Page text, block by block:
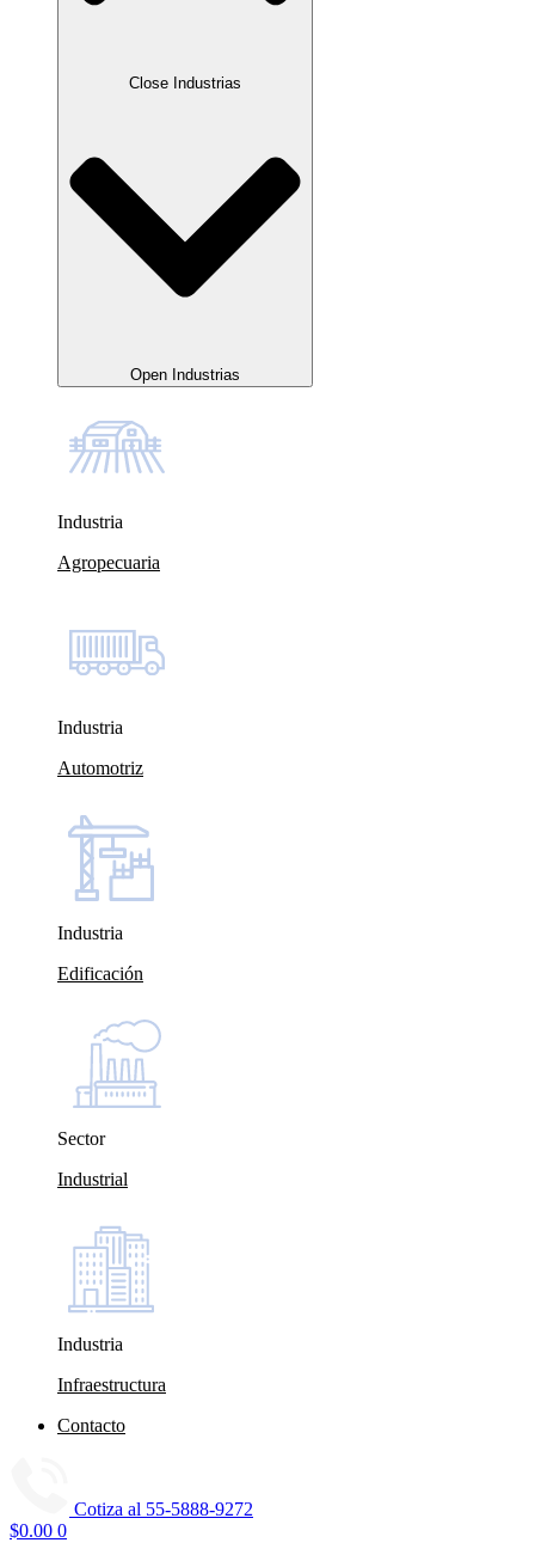
Close Industrias
Open Industrias
Industria
Agropecuaria
Industria
Automotriz
Industria
Edificación
Sector
Industrial
Industria
Infraestructura
Contacto
Cotiza al 55-5888-9272
$0.00 0